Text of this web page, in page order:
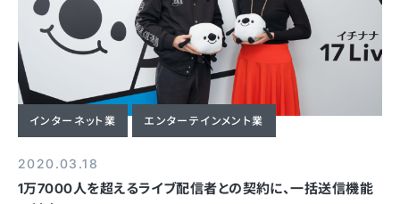
インターネット業 エンターテインメント業
2020.03.18
1万7000人を超えるライブ配信者との契約に、一括送信機能